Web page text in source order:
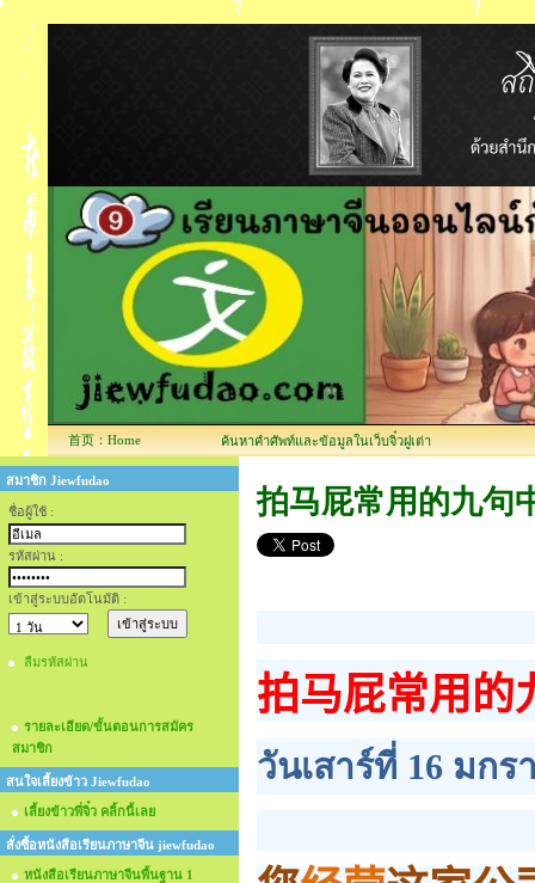
首页：Home ค้นหาคำศัพท์และข้อมูลในเว็บจิ๋วฝูเต่า
สมาชิก Jiewfudao
ชื่อผู้ใช้ :
รหัสผ่าน :
เข้าสู่ระบบอัตโนมัติ :
ลืมรหัสผ่าน
รายละเอียด/ขั้นตอนการสมัคร
สมาชิก
สนใจเลี้ยงข้าว Jiewfudao
เลี้ยงข้าวพี่จิ๋ว คลิ้กนี้เลย
สั่งซื้อหนังสือเรียนภาษาจีน jiewfudao
หนังสือเรียนภาษาจีนพื้นฐาน 1
拍马屁常用的九句
拍马屁常用的
วันเสาร์ที่ 16 มก